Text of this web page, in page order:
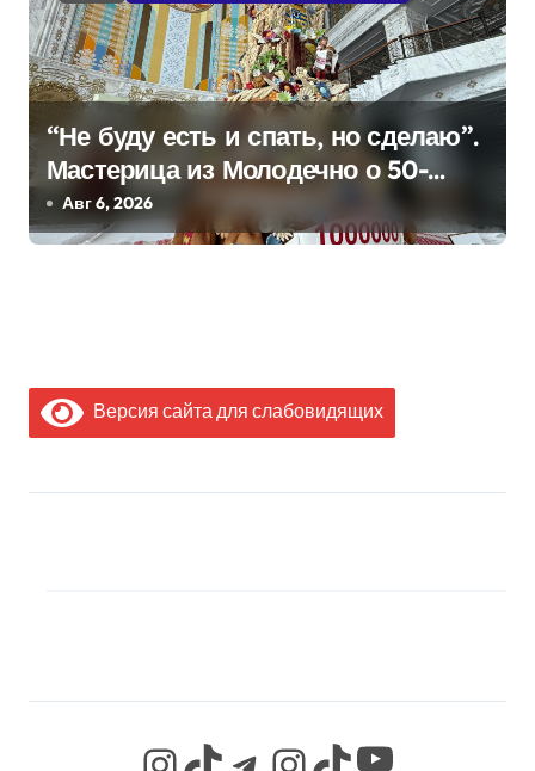
“Не буду есть и спать, но сделаю”.
Мастерица из Молодечно о 50-
килограммовом каравае для
Дворца Независимости
Авг 6, 2026
Версия сайта для слабовидящих
YouTube